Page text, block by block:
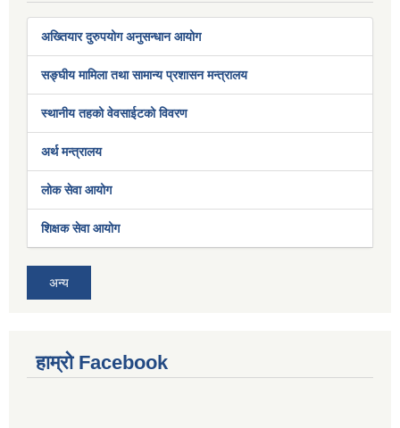
अख्तियार दुरुपयोग अनुसन्धान आयोग
सङ्घीय मामिला तथा सामान्य प्रशासन मन्त्रालय
स्थानीय तहको वेवसाईटको विवरण
अर्थ मन्त्रालय
लोक सेवा आयोग
शिक्षक सेवा आयोग
अन्य
हाम्रो Facebook